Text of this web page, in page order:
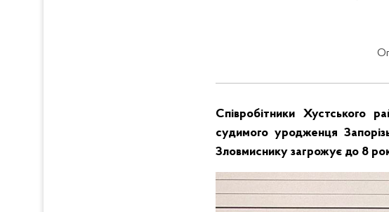
Співробітники Хустського
судимого уродженця
Зловмиснику загрожує до 8